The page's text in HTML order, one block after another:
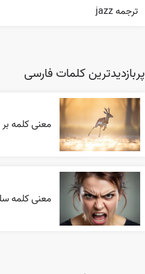
ترجمه jazz
پربازدیدترین کلمات فارسی
معنی کلمه
معنی کلمه